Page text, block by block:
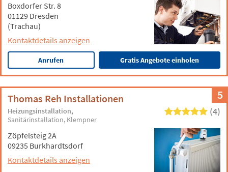
Boxdorfer Str. 8
01129 Dresden
(Trachau)
Kontaktdetails anzeigen
Anrufen Gratis Angebote einholen
5
Thomas Reh Installationen
Heizungsinstallation
Sanitärinstallation Klempner
(4)
Zöpfelsteig 2A
09235 Burkhardtsdorf
Kontaktdetails anzeigen